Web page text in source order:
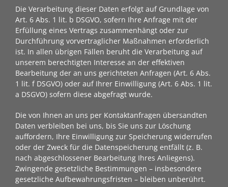
Die Verarbeitung dieser Daten erfolgt auf Grundlage von
Art. 6 Abs. 1 lit. b DSGVO, sofern Ihre Anfrage mit der
Erfüllung eines Vertrags zusammenhängt oder zur
Durchführung vorvertraglicher Maßnahmen erforderlich
ist. In allen übrigen Fällen beruht die Verarbeitung auf
unserem berechtigten Interesse an der effektiven
Bearbeitung der an uns gerichteten Anfragen (Art. 6 Abs.
1 lit. f DSGVO) oder auf Ihrer Einwilligung (Art. 6 Abs. 1 lit.
a DSGVO) sofern diese abgefragt wurde.
Die von Ihnen an uns per Kontaktanfragen übersandten
Daten verbleiben bei uns, bis Sie uns zur Löschung
auffordern, Ihre Einwilligung zur Speicherung widerrufen
oder der Zweck für die Datenspeicherung entfällt (z. B.
nach abgeschlossener Bearbeitung Ihres Anliegens).
Zwingende gesetzliche Bestimmungen – insbesondere
gesetzliche Aufbewahrungsfristen – bleiben unberührt.